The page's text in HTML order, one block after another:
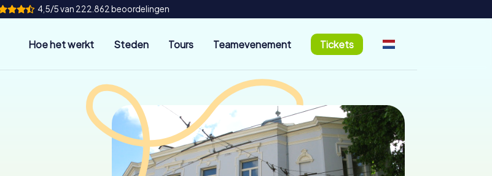
4,5/5 van 222.862 beoordelingen
Hoe het werkt Steden Tours Teamevenement Tickets